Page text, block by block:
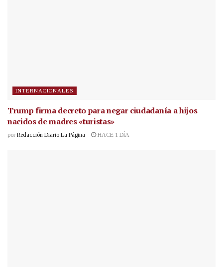
INTERNACIONALES
Trump firma decreto para negar ciudadanía a hijos
nacidos de madres «turistas»
por Redacción Diario La Página HACE 1 DÍA